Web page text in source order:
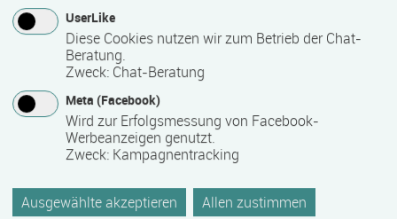
0,00 €
Bitte kontaktieren Sie den Bildungsanbieter direkt, um
detaillierte Preisinformationen zu erhalten
Hinweis des Datenbankbetreibers: Bitte erfragen Sie beim
Anbieter eventuell auftretende Nebenkosten!
Themengebiet
UserLike
Diese Cookies nutzen wir zum Betrieb der Chat-
Beratung.
Zweck: Chat-Beratung
Meta (Facebook)
Wird zur Erfolgsmessung von Facebook-
Werbeanzeigen genutzt.
Zweck: Kampagnentracking
Ausgewählte akzeptieren Allen zustimmen